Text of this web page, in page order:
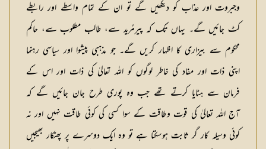
وجبروت اور عذاب کو دیکھیں گے تو ان کے تمام واسطے اور رابطے
کٹ جائیں گے۔ یہاں تک کہ پیرمُرید سے، طالب مطلوب سے، حاکم
محکوم سے بیزاری کا اظہار کریں گے۔ جو مذہبی پیشوا اور سیاسی رہنما
اپنی ذات اور مفاد کی خاطر لوگوں کو اللہ تعالیٰ کی ذات اور اس کے
فرمان سے ہٹایا کرتے تھے جب وہ پوری طرح جان جائیں گے کہ
آج اللہ تعالیٰ کی قوت وطاقت کے سوا کسی کی کوئی طاقت نہیں اور نہ
کوئی وسیلہ کار گر ثابت ہوسکتا ہے تو وہ ایک دوسرے پر پھٹکار بھیجیں